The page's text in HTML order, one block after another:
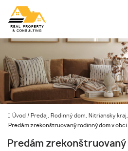
Úvod / Predaj, Rodinný dom, Nitriansky
Predám zrekonštruovaný rodinný dom v obci
Predám